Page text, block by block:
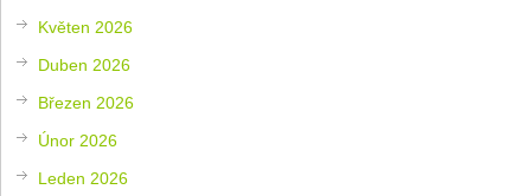
Květen 2026
Duben 2026
Březen 2026
Únor 2026
Leden 2026